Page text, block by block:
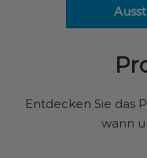
Entdecken Sie das
wann